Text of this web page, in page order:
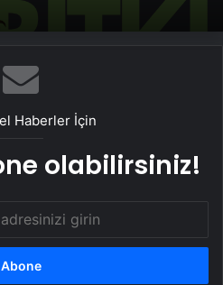
Haberler İçin
olabilirsiniz!